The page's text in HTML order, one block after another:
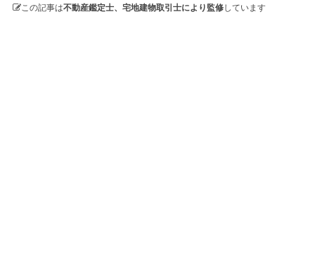
この記事は不動産鑑定士、宅地建物取引士により監修しています